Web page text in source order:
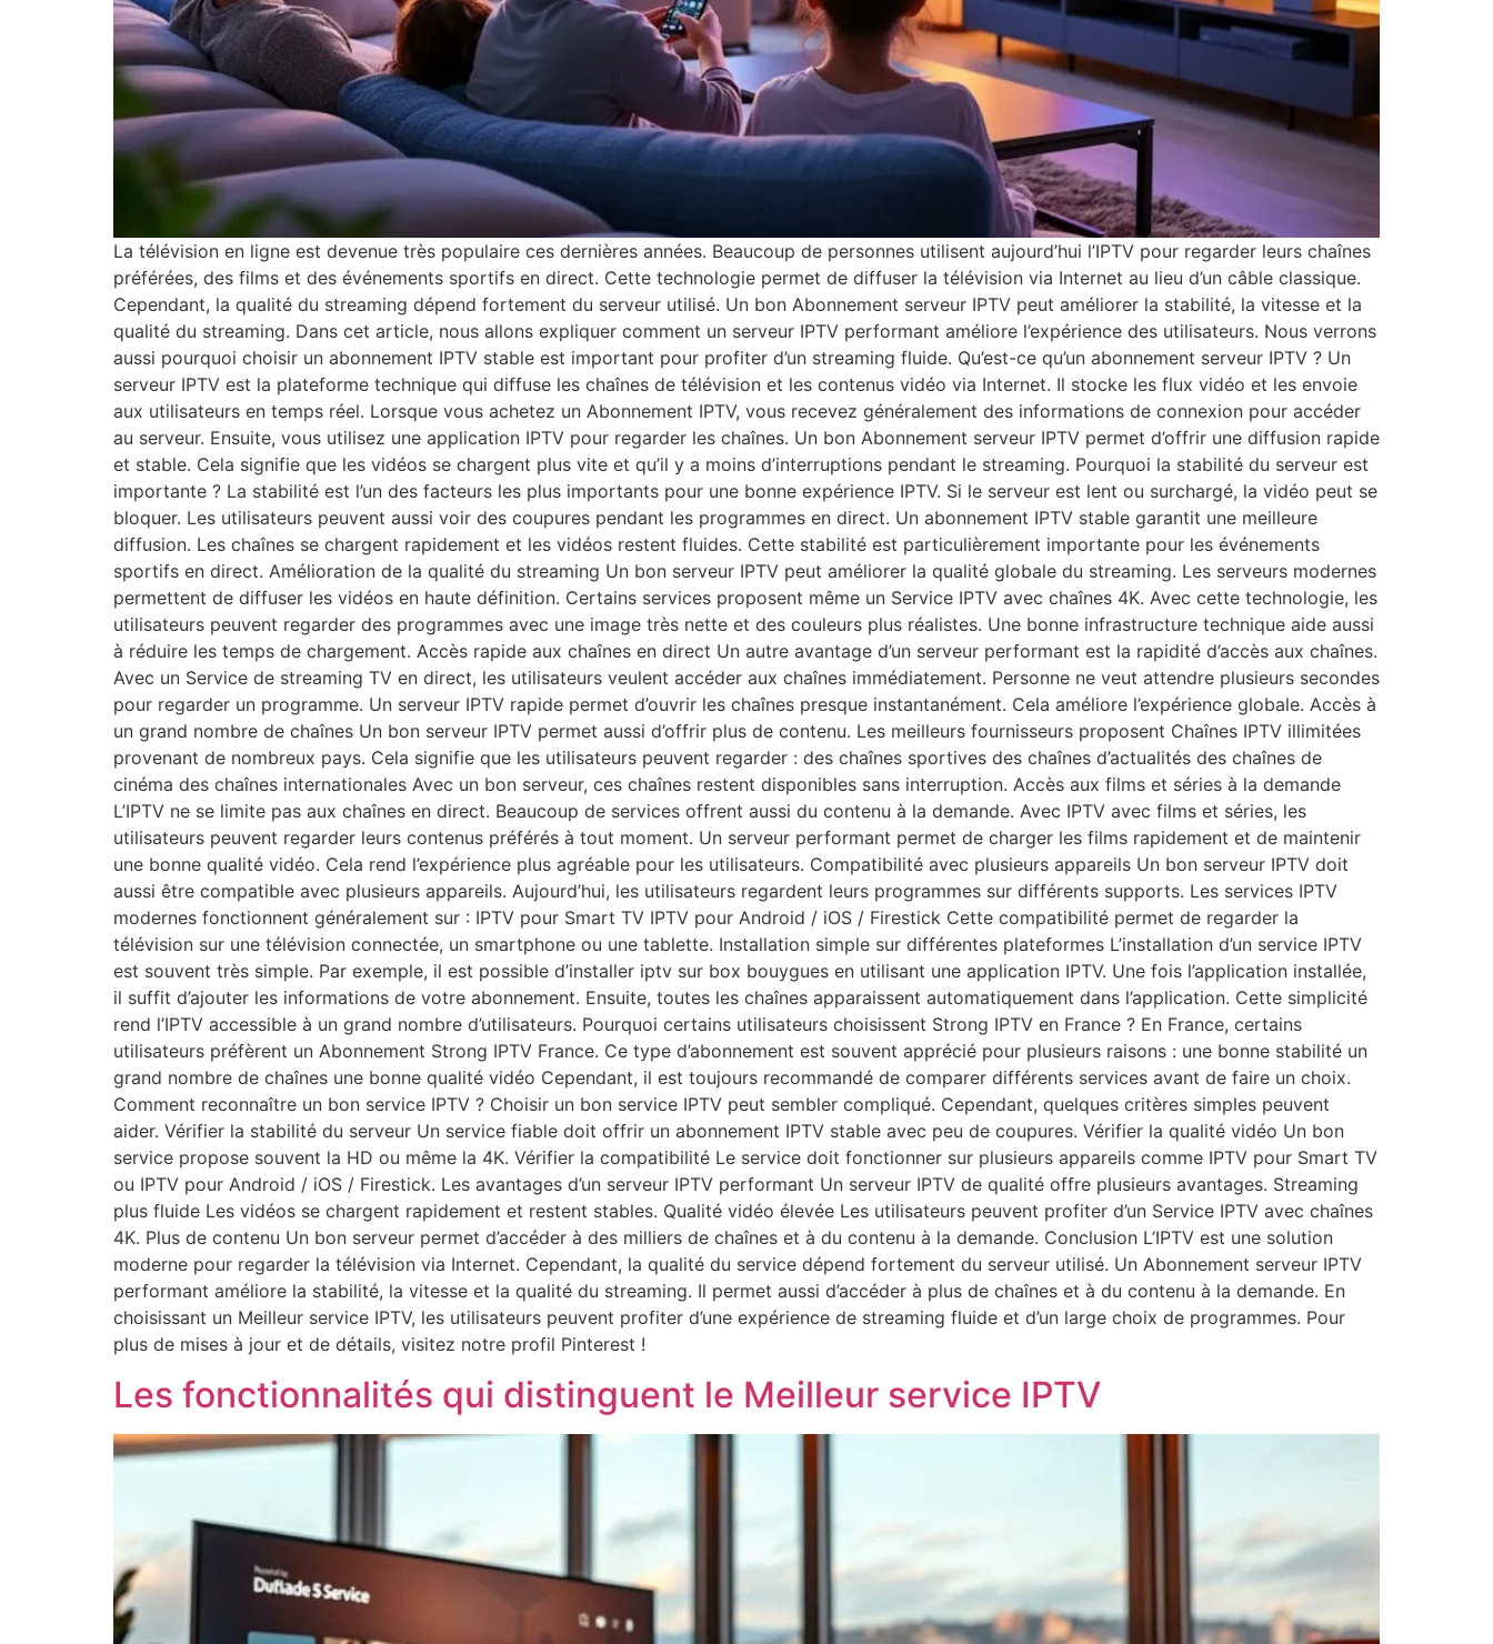
La télévision en ligne est devenue très populaire ces dernières années. Beaucoup de personnes utilisent aujourd’hui l’IPTV pour regarder leurs chaînes
préférées, des films et des événements sportifs en direct. Cette technologie permet de diffuser la télévision via Internet au lieu d’un câble classique.
Cependant, la qualité du streaming dépend fortement du serveur utilisé. Un bon Abonnement serveur IPTV peut améliorer la stabilité, la vitesse et la
qualité du streaming. Dans cet article, nous allons expliquer comment un serveur IPTV performant améliore l’expérience des utilisateurs. Nous verrons
aussi pourquoi choisir un abonnement IPTV stable est important pour profiter d’un streaming fluide. Qu’est-ce qu’un abonnement serveur IPTV ? Un
serveur IPTV est la plateforme technique qui diffuse les chaînes de télévision et les contenus vidéo via Internet. Il stocke les flux vidéo et les envoie
aux utilisateurs en temps réel. Lorsque vous achetez un Abonnement IPTV, vous recevez généralement des informations de connexion pour accéder
au serveur. Ensuite, vous utilisez une application IPTV pour regarder les chaînes. Un bon Abonnement serveur IPTV permet d’offrir une diffusion rapide
et stable. Cela signifie que les vidéos se chargent plus vite et qu’il y a moins d’interruptions pendant le streaming. Pourquoi la stabilité du serveur est
importante ? La stabilité est l’un des facteurs les plus importants pour une bonne expérience IPTV. Si le serveur est lent ou surchargé, la vidéo peut se
bloquer. Les utilisateurs peuvent aussi voir des coupures pendant les programmes en direct. Un abonnement IPTV stable garantit une meilleure
diffusion. Les chaînes se chargent rapidement et les vidéos restent fluides. Cette stabilité est particulièrement importante pour les événements
sportifs en direct. Amélioration de la qualité du streaming Un bon serveur IPTV peut améliorer la qualité globale du streaming. Les serveurs modernes
permettent de diffuser les vidéos en haute définition. Certains services proposent même un Service IPTV avec chaînes 4K. Avec cette technologie, les
utilisateurs peuvent regarder des programmes avec une image très nette et des couleurs plus réalistes. Une bonne infrastructure technique aide aussi
à réduire les temps de chargement. Accès rapide aux chaînes en direct Un autre avantage d’un serveur performant est la rapidité d’accès aux chaînes.
Avec un Service de streaming TV en direct, les utilisateurs veulent accéder aux chaînes immédiatement. Personne ne veut attendre plusieurs secondes
pour regarder un programme. Un serveur IPTV rapide permet d’ouvrir les chaînes presque instantanément. Cela améliore l’expérience globale. Accès à
un grand nombre de chaînes Un bon serveur IPTV permet aussi d’offrir plus de contenu. Les meilleurs fournisseurs proposent Chaînes IPTV illimitées
provenant de nombreux pays. Cela signifie que les utilisateurs peuvent regarder : des chaînes sportives des chaînes d’actualités des chaînes de
cinéma des chaînes internationales Avec un bon serveur, ces chaînes restent disponibles sans interruption. Accès aux films et séries à la demande
L’IPTV ne se limite pas aux chaînes en direct. Beaucoup de services offrent aussi du contenu à la demande. Avec IPTV avec films et séries, les
utilisateurs peuvent regarder leurs contenus préférés à tout moment. Un serveur performant permet de charger les films rapidement et de maintenir
une bonne qualité vidéo. Cela rend l’expérience plus agréable pour les utilisateurs. Compatibilité avec plusieurs appareils Un bon serveur IPTV doit
aussi être compatible avec plusieurs appareils. Aujourd’hui, les utilisateurs regardent leurs programmes sur différents supports. Les services IPTV
modernes fonctionnent généralement sur : IPTV pour Smart TV IPTV pour Android / iOS / Firestick Cette compatibilité permet de regarder la
télévision sur une télévision connectée, un smartphone ou une tablette. Installation simple sur différentes plateformes L’installation d’un service IPTV
est souvent très simple. Par exemple, il est possible d’installer iptv sur box bouygues en utilisant une application IPTV. Une fois l’application installée,
il suffit d’ajouter les informations de votre abonnement. Ensuite, toutes les chaînes apparaissent automatiquement dans l’application. Cette simplicité
rend l’IPTV accessible à un grand nombre d’utilisateurs. Pourquoi certains utilisateurs choisissent Strong IPTV en France ? En France, certains
utilisateurs préfèrent un Abonnement Strong IPTV France. Ce type d’abonnement est souvent apprécié pour plusieurs raisons : une bonne stabilité un
grand nombre de chaînes une bonne qualité vidéo Cependant, il est toujours recommandé de comparer différents services avant de faire un choix.
Comment reconnaître un bon service IPTV ? Choisir un bon service IPTV peut sembler compliqué. Cependant, quelques critères simples peuvent
aider. Vérifier la stabilité du serveur Un service fiable doit offrir un abonnement IPTV stable avec peu de coupures. Vérifier la qualité vidéo Un bon
service propose souvent la HD ou même la 4K. Vérifier la compatibilité Le service doit fonctionner sur plusieurs appareils comme IPTV pour Smart TV
ou IPTV pour Android / iOS / Firestick. Les avantages d’un serveur IPTV performant Un serveur IPTV de qualité offre plusieurs avantages. Streaming
plus fluide Les vidéos se chargent rapidement et restent stables. Qualité vidéo élevée Les utilisateurs peuvent profiter d’un Service IPTV avec chaînes
4K. Plus de contenu Un bon serveur permet d’accéder à des milliers de chaînes et à du contenu à la demande. Conclusion L’IPTV est une solution
moderne pour regarder la télévision via Internet. Cependant, la qualité du service dépend fortement du serveur utilisé. Un Abonnement serveur IPTV
performant améliore la stabilité, la vitesse et la qualité du streaming. Il permet aussi d’accéder à plus de chaînes et à du contenu à la demande. En
choisissant un Meilleur service IPTV, les utilisateurs peuvent profiter d’une expérience de streaming fluide et d’un large choix de programmes. Pour
plus de mises à jour et de détails, visitez notre profil Pinterest !
Les fonctionnalités qui distinguent le Meilleur service IPTV